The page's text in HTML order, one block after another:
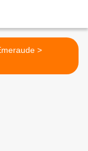
Emeraude >